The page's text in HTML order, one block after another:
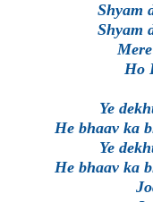
Shyam
Shyam
Ho
Ye
He bhaav ka
Ye
He bhaav ka